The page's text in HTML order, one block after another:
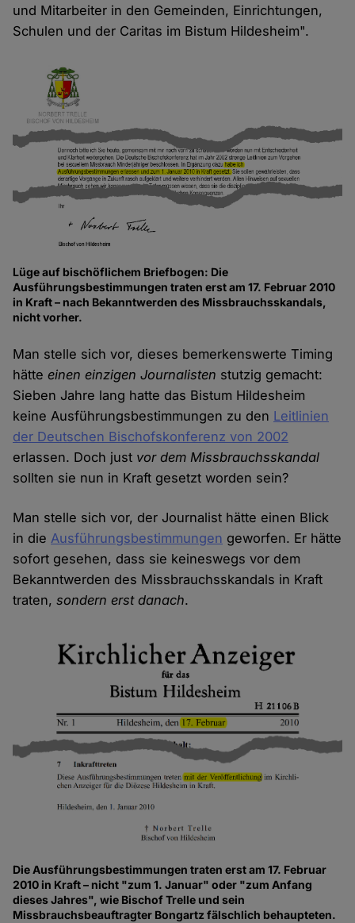
und Mitarbeiter in den Gemeinden, Einrichtungen,
Schulen und der Caritas im Bistum Hildesheim".
Lüge auf bischöflichem Briefbogen: Die
Ausführungsbestimmungen traten erst am 17. Februar 2010
in Kraft – nach Bekanntwerden des Missbrauchsskandals,
nicht vorher.
Man stelle sich vor, dieses bemerkenswerte Timing
hätteeinen einzigen Journalisten stutzig gemacht:
Sieben Jahre lang hatte das Bistum Hildesheim
keine Ausführungsbestimmungen zu den Leitlinien
der Deutschen Bischofskonferenz von 2002
erlassen. Doch just vor dem Missbrauchsskandal
sollten sie nun in Kraft gesetzt worden sein?
Man stelle sich vor, der Journalist hätte einen Blick
in die Ausführungsbestimmungen geworfen. Er hätte
sofort gesehen, dass sie keineswegs vor dem
Bekanntwerden des Missbrauchsskandals in Kraft
traten,sondern erst danach.
Die Ausführungsbestimmungen traten erst am 17. Februar
2010 in Kraft – nicht "zum 1. Januar" oder "zum Anfang
dieses Jahres", wie Bischof Trelle und sein
Missbrauchsbeauftragter Bongartz fälschlich behaupteten.